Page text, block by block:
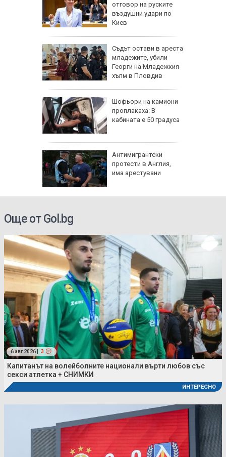
отговор на руските
въздушни удари по
Киев
Съдът остави в ареста
младежите, убили
Георги на Младежкия
хълм в Пловдив
Шофьори на камиони
проплакаха: В
кабината е 50 градуса
Антимигрантски
протести в Англия,
има арестувани
Още от Gol.bg
6 авг 2026 | 3
Капитанът на волейболните национали върти любов със
секси атлетка + СНИМКИ
ИНТЕРЕСНО